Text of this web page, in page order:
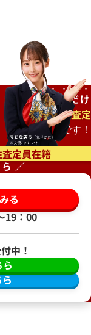
ご自宅で待つだけ
出張査定
もオススメです！
定員在籍
／
る
19：00
中！